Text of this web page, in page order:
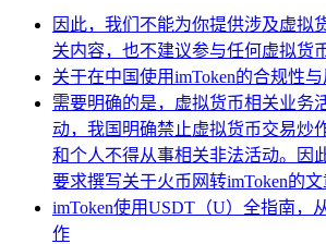
因此，我们不能为你提供涉及虚拟
关内容，也不建议参与任何虚拟货
关于在中国使用imToken的合规性
需要明确的是，虚拟货币相关业务
动，我国明确禁止虚拟货币交易炒
和个人不得从事相关非法活动。因
要求撰写关于火币网转imToken的
imToken使用USDT（U）全指南，
作